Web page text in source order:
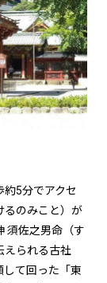
5分でアクセ
るのみこと）が
須佐之男命（す
えられる古社
して回った「東